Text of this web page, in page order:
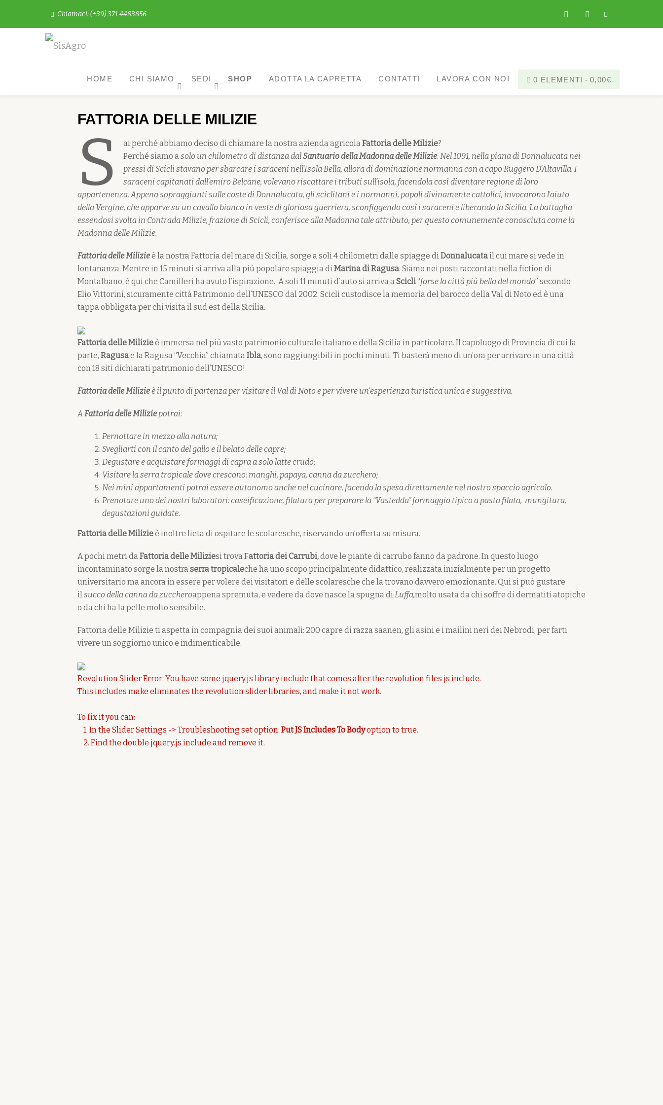
Passa
Chiamaci: (+39) 371 4483856
fa-
facebook
fa-
instagram
HOME CHI SIAMO SEDI SHOP ADOTTA LA CAPRETTA CONTATTI LAVORA CON NOI 0 ELEMENTI 0,00€
FATTORIA DELLE MILIZIE
S ai perché abbiamo deciso di chiamare la nostra azienda agricolaFattoria delle Milizie?
Perché siamo asolo un chilometro di distanza dalSantuario della Madonna delle Milizie.Nel 1091, nella piana di Donnalucata nei
pressi di Scicli stavano per sbarcare i saraceni nell’Isola Bella, allora di dominazione normanna con a capo Ruggero D’Altavilla. I
saraceni capitanati dall’emiro Belcane, volevano riscattare i tributi sull’isola, facendola così diventare regione di loro
appartenenza. Appena sopraggiunti sulle coste di Donnalucata, gli sciclitani e i normanni, popoli divinamente cattolici, invocarono l’aiuto
della Vergine, che apparve su un cavallo bianco in veste di gloriosa guerriera, sconfiggendo così i saraceni e liberando la Sicilia. La battaglia
essendosi svolta in Contrada Milizie, frazione di Scicli, conferisce alla Madonna tale attributo, per questo comunemente conosciuta come la
Madonna delle Milizie.
Fattoria delle Milizieè la nostra Fattoria del mare di Sicilia, sorge a soli 4 chilometri dalle spiagge diDonnalucatail cui mare si vede in
lontananza. Mentre in 15 minuti si arriva alla più popolare spiaggia diMarina di Ragusa. Siamo nei posti raccontati nella fiction di
Montalbano, è qui che Camilleri ha avuto l’ispirazione. A soli 11 minuti d’auto si arriva aScicli“forse la città più bella del mondo” secondo
Elio Vittorini, sicuramente città Patrimonio dell’UNESCO dal 2002. Scicli custodisce la memoria del barocco della Val di Noto ed è una
tappa obbligata per chi visita il sud est della Sicilia.
Fattoria delle Milizieè immersa nel più vasto patrimonio culturale italiano e della Sicilia in particolare. Il capoluogo di Provincia di cui fa
parte, Ragusae la Ragusa “Vecchia” chiamataIbla, sono raggiungibili in pochi minuti. Ti basterà meno di un’ora per arrivare in una città
con 18 siti dichiarati patrimonio dell’UNESCO!
Fattoria delle Milizieè il punto di partenza per visitare il Val di Noto e per vivere un’esperienza turistica unica e suggestiva.
A Fattoria delle Miliziepotrai:
Pernottare in mezzo alla natura;
Svegliarti con il canto del gallo e il belato delle capre;
Degustare e acquistare formaggi di capra a solo latte crudo;
Visitare la serra tropicale dove crescono: manghi, papaya, canna da zucchero;
Nei mini appartamenti potrai essere autonomo anche nel cucinare, facendo la spesa direttamente nel nostro spaccio agricolo.
Prenotare uno dei nostri laboratori: caseificazione, filatura per preparare la “Vastedda” formaggio tipico a pasta filata, mungitura,
degustazioni guidate.
Fattoria delle Milizieè inoltre lieta di ospitare le scolaresche, riservando un’offerta su misura.
A pochi metri daFattoria delle Miliziesi trova Fattoria dei Carrubi,dove le piante di carrubo fanno da padrone. In questo luogo
incontaminato sorge la nostraserra tropicaleche ha uno scopo principalmente didattico, realizzata inizialmente per un progetto
universitario ma ancora in essere per volere dei visitatori e delle scolaresche che la trovano davvero emozionante. Qui si può gustare
ilsucco della canna da zuccheroappena spremuta, e vedere da dove nasce la spugna diLuffa,molto usata da chi soffre di dermatiti atopiche
o da chi ha la pelle molto sensibile.
Fattoria delle Milizie ti aspetta in compagnia dei suoi animali: 200 capre di razza saanen, gli asini e i mailini neri dei Nebrodi, per farti
vivere un soggiorno unico e indimenticabile.
Revolution Slider Error: You have some jquery.js library include that comes after the revolution files js include.
This includes make eliminates the revolution slider libraries, and make it not work.
To fix it you can:
1. In the Slider Settings -> Troubleshooting set option: Put JS Includes To Bodyoption to true.
2. Find the double jquery.js include and remove it.